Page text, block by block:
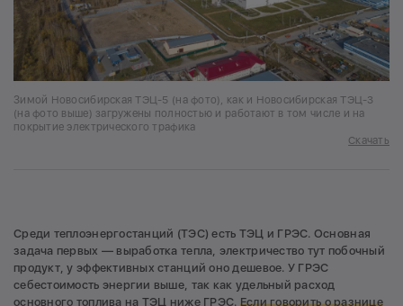
Зимой Новосибирская ТЭЦ-5 (на фото), как и Новосибирская ТЭЦ-3
(на фото выше) загружены полностью и работают в том числе и на
покрытие электрического трафика
Скачать
Среди теплоэнергостанций (ТЭС) есть ТЭЦ и ГРЭС. Основная
задача первых — выработка тепла, электричество тут побочный
продукт, у эффективных станций оно дешевое. У ГРЭС
себестоимость энергии выше, так как удельный расход
основного топлива на ТЭЦ ниже ГРЭС. Если говорить о разнице